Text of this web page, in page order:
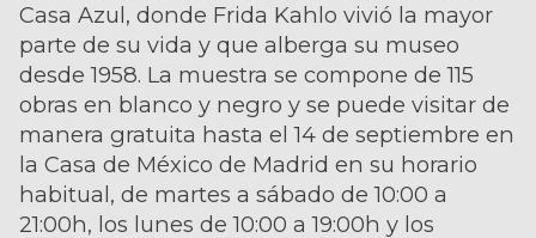
Casa Azul, donde Frida Kahlo vivió la mayor
parte de su vida y que alberga su museo
desde 1958. La muestra se compone de 115
obras en blanco y negro y se puede visitar de
manera gratuita hasta el 14 de septiembre en
la Casa de México de Madrid en su horario
habitual, de martes a sábado de 10:00 a
21:00h, los lunes de 10:00 a 19:00h y los